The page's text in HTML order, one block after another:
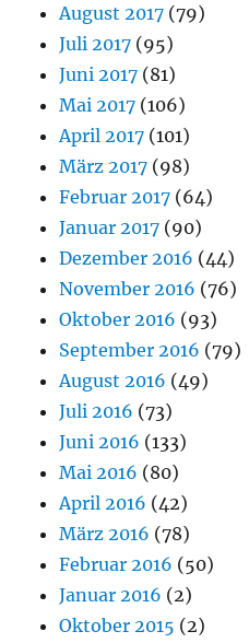
August 2017 (79)
Juli 2017 (95)
Juni 2017 (81)
Mai 2017 (106)
April 2017 (101)
März 2017 (98)
Februar 2017 (64)
Januar 2017 (90)
Dezember 2016 (44)
November 2016 (76)
Oktober 2016 (93)
September 2016 (79)
August 2016 (49)
Juli 2016 (73)
Juni 2016 (133)
Mai 2016 (80)
April 2016 (42)
März 2016 (78)
Februar 2016 (50)
Januar 2016 (2)
Oktober 2015 (2)